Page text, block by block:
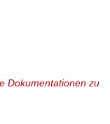
Dokumentationen zu